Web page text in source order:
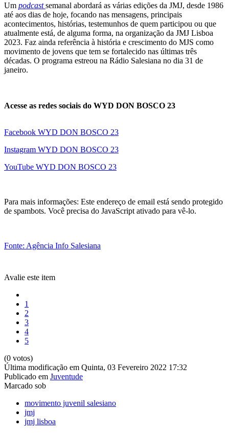
Um podcast semanal abordará as várias edições da JMJ, desde 1986
até aos dias de hoje, focando nas mensagens, principais
acontecimentos, histórias, testemunhos de quem participou ou que
atualmente está, de alguma forma, na organização da JMJ Lisboa
2023. Faz ainda referência à história e crescimento do MJS como
movimento de jovens que tem se fortalecido nas últimas três
décadas. O programa estreou na Rádio Salesiana no dia 31 de
janeiro.
Acesse as redes sociais do WYD DON BOSCO 23
Facebook WYD DON BOSCO 23
Instagram WYD DON BOSCO 23
YouTube WYD DON BOSCO 23
Para mais informações: Este endereço de email está sendo protegido
de spambots. Você precisa do JavaScript ativado para vê-lo.
Fonte: Agência Info Salesiana
Avalie este item
1
2
3
4
5
(0 votos)
Última modificação em Quinta, 03 Fevereiro 2022 17:32
Publicado em Juventude
Marcado sob
movimento juvenil salesiano
jmj
jmj lisboa